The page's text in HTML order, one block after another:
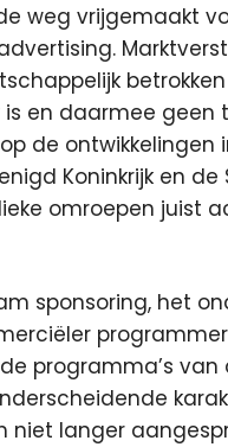
weg vrijgemaakt
en daarmee geen
de
Koninkrijk en
omroepen juist
sponsoring, het
programma’s
niet langer